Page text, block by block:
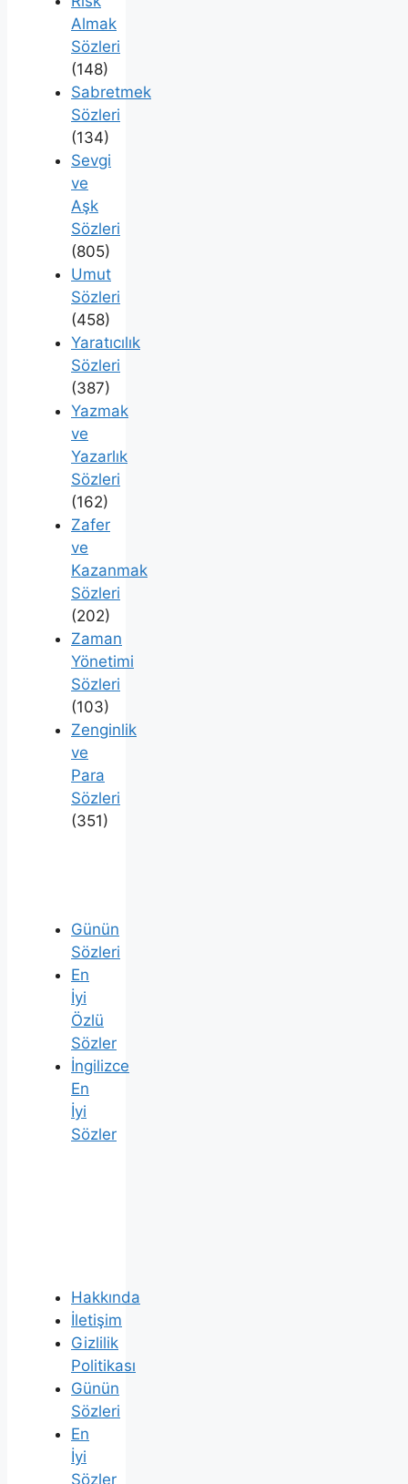
Almak
Sözleri
(148)
Sabretmek
Sözleri
(134)
Sevgi
ve
Aşk
Sözleri
(805)
Umut
Sözleri
(458)
Yaratıcılık
Sözleri
(387)
Yazmak
ve
Yazarlık
Sözleri
(162)
Zafer
ve
Kazanmak
Sözleri
(202)
Zaman
Yönetimi
Sözleri
(103)
Zenginlik
ve
Para
Sözleri
(351)
Günün
Sözleri
En
İyi
Özlü
Sözler
İngilizce
En
İyi
Sözler
Hakkında
İletişim
Gizlilik
Politikası
Günün
Sözleri
En
İyi
Sözler